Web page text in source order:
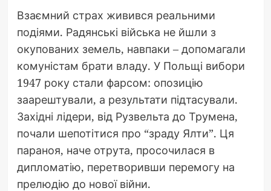
Взаємний страх живився реальними
подіями. Радянські війська не йшли з
окупованих земель, навпаки – допомагали
комуністам брати владу. У Польщі вибори
1947 року стали фарсом: опозицію
заарештували, а результати підтасували.
Західні лідери, від Рузвельта до Трумена,
почали шепотітися про “зраду Ялти”. Ця
параноя, наче отрута, просочилася в
дипломатію, перетворивши перемогу на
прелюдію до нової війни.